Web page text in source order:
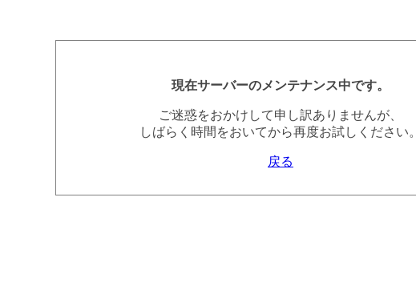
現在サーバーのメンテナンス中です。
ご迷惑をおかけして申し訳ありませんが、
しばらく時間をおいてから再度お試しください。
戻る